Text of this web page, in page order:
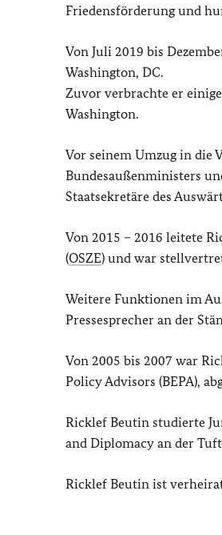
Friedensförderung und
Von Juli 2019 bis
Washington, DC.
Zuvor verbrachte er
Washington.
Vor seinem Umzug in die
Bundesaußenministers
Staatsekretäre des
Von 2015 – 2016 leitete
(OSZE) und war
Weitere Funktionen im
Pressesprecher an der
Von 2005 bis 2007 war
Policy Advisors (BEPA),
Ricklef Beutin studierte
and Diplomacy an der
Ricklef Beutin ist